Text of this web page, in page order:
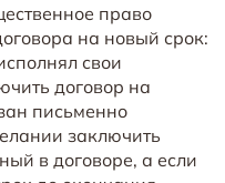
право
на новый срок:
свои
договор на
письменно
заключить
в договоре, а если